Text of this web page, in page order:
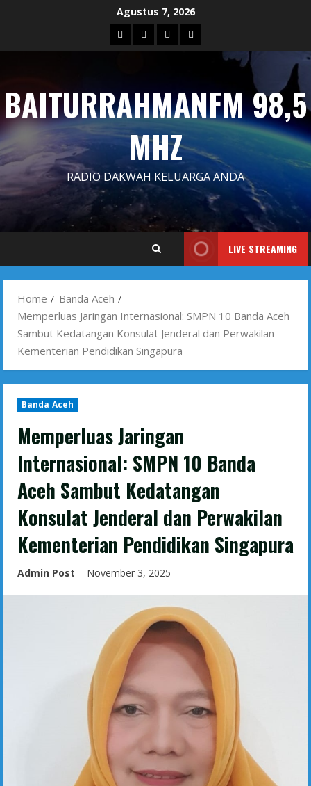
Agustus 7, 2026
Blog Contact
Us
Dengarkan
Siaran
Iklan
BAITURRAHMANFM 98,5
MHZ
RADIO DAKWAH KELUARGA ANDA
LIVE STREAMING
Home
Banda Aceh
Memperluas Jaringan Internasional: SMPN 10 Banda Aceh
Sambut Kedatangan Konsulat Jenderal dan Perwakilan
Kementerian Pendidikan Singapura
Banda Aceh
Memperluas Jaringan
Internasional: SMPN 10 Banda
Aceh Sambut Kedatangan
Konsulat Jenderal dan Perwakilan
Kementerian Pendidikan Singapura
Admin Post November 3, 2025